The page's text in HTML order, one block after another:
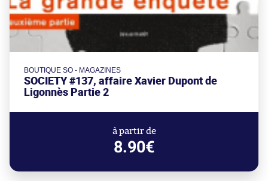
BOUTIQUE SO - MAGAZINES
SOCIETY #137, affaire Xavier Dupont de
Ligonnès Partie 2
à partir de
8.90€